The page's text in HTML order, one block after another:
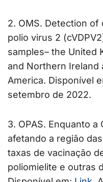
2. OMS. Detection
polio virus 2
samples– the United
and Northern Ireland
America. Disponível
setembro de 2022.
3. OPAS. Enquanto a
afetando a região
taxas de vacinação
poliomielite e outras